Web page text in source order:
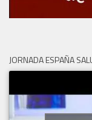
JORNADA ESPAÑA